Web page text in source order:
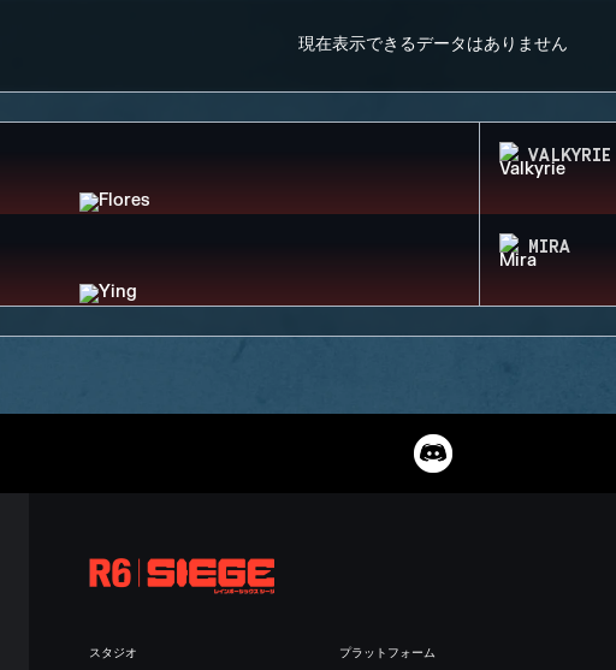
現在表示できるデータはありません
VALKYRIE
MIRA
スタジオ プラットフォーム